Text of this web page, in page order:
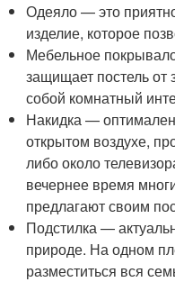
Одеяло — это
изделие, которое
Мебельное
защищает постель от
собой комнатный
Накидка —
открытом воздухе,
либо около
вечернее время
предлагают своим
Подстилка —
природе. На одном
разместиться вся